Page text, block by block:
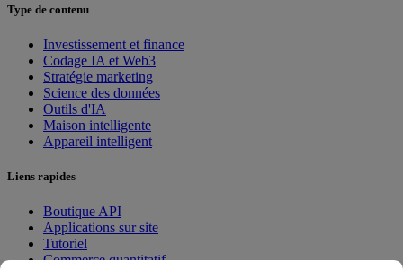
Type de contenu
Investissement et finance
Codage IA et Web3
Stratégie marketing
Science des données
Outils d'IA
Maison intelligente
Appareil intelligent
Liens rapides
Boutique API
Applications sur site
Tutoriel
Commerce quantitatif